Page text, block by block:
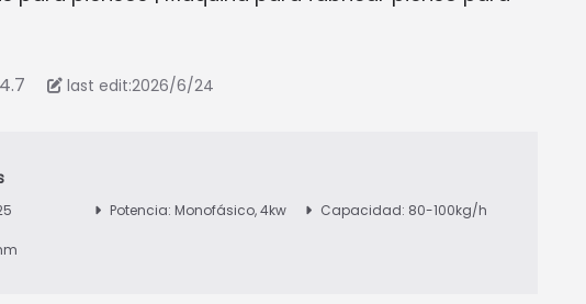
4.7 last edit:2026/6/24
Potencia: Monofásico, 4kw
Capacidad: 80-100kg/h